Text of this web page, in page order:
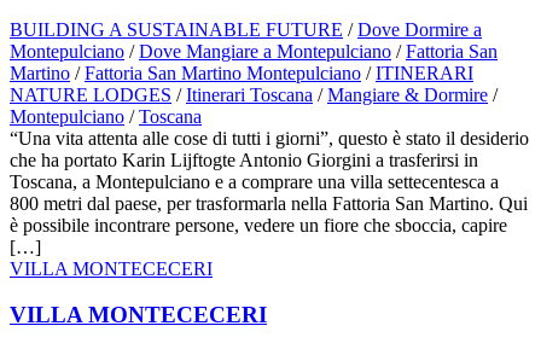
BUILDING A SUSTAINABLE FUTURE / Dove Dormire a
Montepulciano / Dove Mangiare a Montepulciano / Fattoria San
Martino / Fattoria San Martino Montepulciano / ITINERARI
NATURE LODGES / Itinerari Toscana / Mangiare & Dormire /
Montepulciano / Toscana
“Una vita attenta alle cose di tutti i giorni”, questo è stato il desiderio
che ha portato Karin Lijftogte Antonio Giorgini a trasferirsi in
Toscana, a Montepulciano e a comprare una villa settecentesca a
800 metri dal paese, per trasformarla nella Fattoria San Martino. Qui
è possibile incontrare persone, vedere un fiore che sboccia, capire
[…]
VILLA MONTECECERI
VILLA MONTECECERI